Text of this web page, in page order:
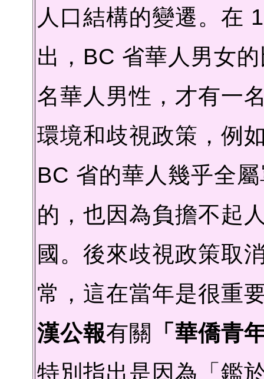
人口結構的變遷。在
出，BC 省華人男女
名華人男性，才有一
環境和歧視政策，例
BC 省的華人幾乎全
的，也因為負擔不起
國。後來歧視政策取
常，這在當年是很重
漢公報有關
「華僑青
特別指出是因為「鑑